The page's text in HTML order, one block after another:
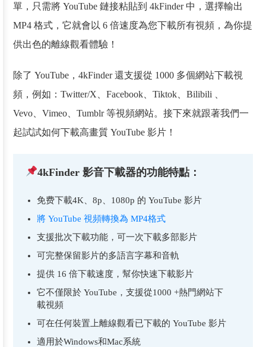
單，只需將 YouTube 鏈接粘貼到 4kFinder 中，選擇輸出
MP4 格式，它就會以 6 倍速度為您下載所有視頻，為你提
供出色的離線觀看體驗！
除了 YouTube，4kFinder 還支援從 1000 多個網站下載視
頻，例如：Twitter/X、Facebook、Tiktok、Bilibili 、
Vevo、Vimeo、Tumblr 等視頻網站。接下來就跟著我們一
起試試如何下載高畫質 YouTube 影片！
4kFinder 影音下載器的功能特點：
免费下載4K、8p、1080p 的 YouTube 影片
將 YouTube 視頻轉換為 MP4格式
支援批次下載功能，可一次下載多部影片
可完整保留影片的多語言字幕和音軌
提供 16 倍下載速度，幫你快速下載影片
它不僅限於 YouTube，支援從1000 +熱門網站下
載視頻
可在任何裝置上離線觀看已下載的 YouTube 影片
適用於Windows和Mac系統